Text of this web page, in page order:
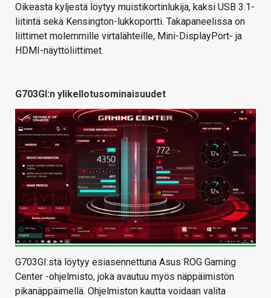
Oikeasta kyljestä löytyy muistikortinlukija, kaksi USB 3.1-
liitintä sekä Kensington-lukkoportti. Takapaneelissa on
liittimet molemmille virtalähteille, Mini-DisplayPort- ja
HDMI-näyttöliittimet.
G703GI:n ylikellotusominaisuudet
G703GI:stä löytyy esiasennettuna Asus ROG Gaming
Center -ohjelmisto, joka avautuu myös näppäimistön
pikanäppäimellä. Ohjelmiston kautta voidaan valita